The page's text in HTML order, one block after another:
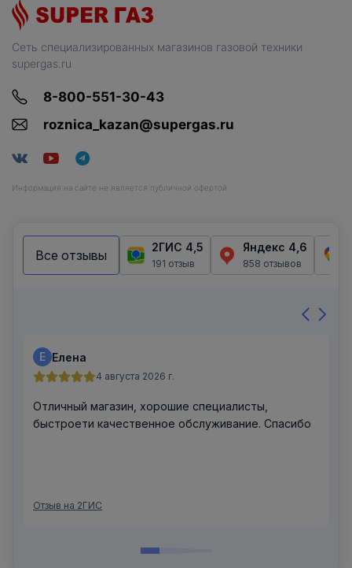
Сеть специализированных магазинов газовой техники
supergas.ru
8-800-551-30-43
roznica_kazan@supergas.ru
Информация на сайте не является публичной офертой